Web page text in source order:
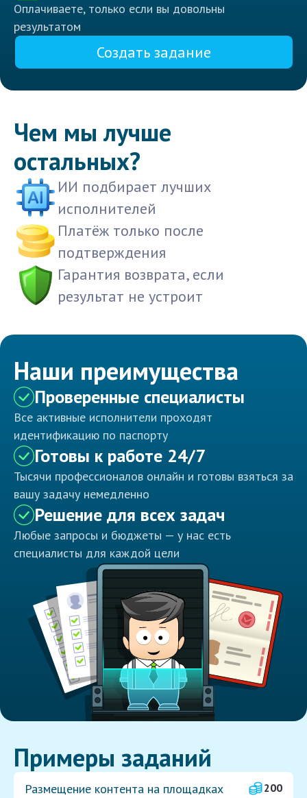
Оплачиваете, только если вы довольны
результатом
Создать задание
Чем мы лучше
остальных?
ИИ подбирает лучших
исполнителей
Платёж только после
подтверждения
Гарантия возврата, если
результат не устроит
Наши преимущества
Проверенные специалисты
Все активные исполнители проходят
идентификацию по паспорту
Готовы к работе 24/7
Тысячи профессионалов онлайн и готовы взяться за
вашу задачу немедленно
Решение для всех задач
Любые запросы и бюджеты — у нас есть
специалисты для каждой цели
Примеры заданий
Размещение контента на площадках
200